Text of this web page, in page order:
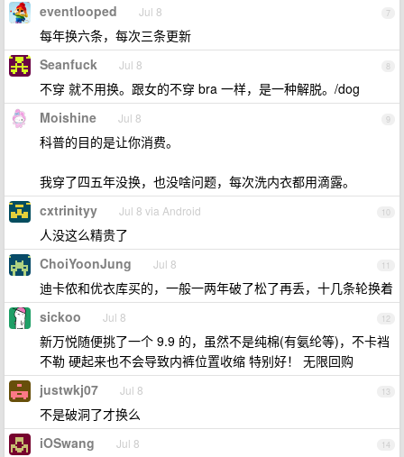
7
eventlooped Jul 8
每年换六条，每次三条更新
8
Seanfuck Jul 8
不穿 就不用换。跟女的不穿 bra 一样，是一种解脱。/dog
9
Moishine Jul 8
科普的目的是让你消费。
我穿了四五年没换，也没啥问题，每次洗内衣都用滴露。
10
cxtrinityy Jul 8 via Android
人没这么精贵了
11
ChoiYoonJung Jul 8
迪卡侬和优衣库买的，一般一两年破了松了再丢，十几条轮换着
12
sickoo Jul 8
新万悦随便挑了一个 9.9 的，虽然不是纯棉(有氨纶等)，不卡裆
不勒 硬起来也不会导致内裤位置收缩 特别好！ 无限回购
13
justwkj07 Jul 8
不是破洞了才换么
14
iOSwang Jul 8